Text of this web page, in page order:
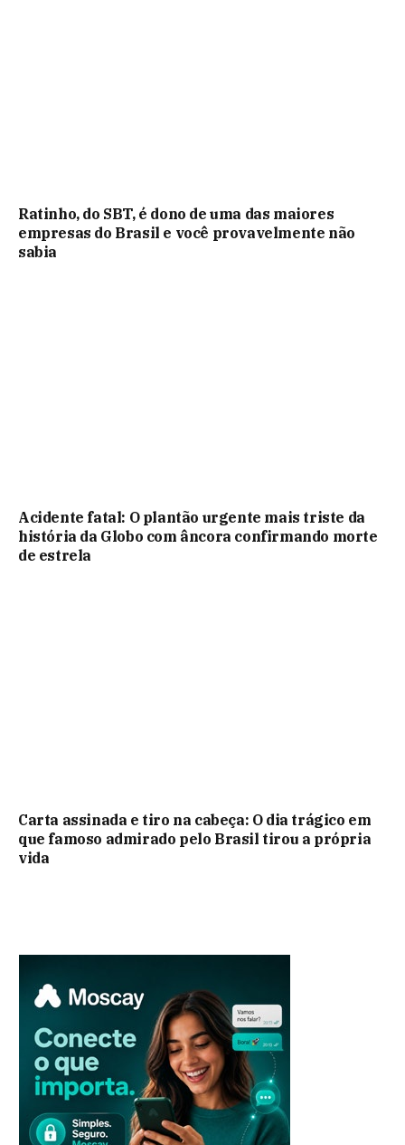
Ratinho, do SBT, é dono de uma das maiores
empresas do Brasil e você provavelmente não
sabia
Acidente fatal: O plantão urgente mais triste da
história da Globo com âncora confirmando morte
de estrela
Carta assinada e tiro na cabeça: O dia trágico em
que famoso admirado pelo Brasil tirou a própria
vida